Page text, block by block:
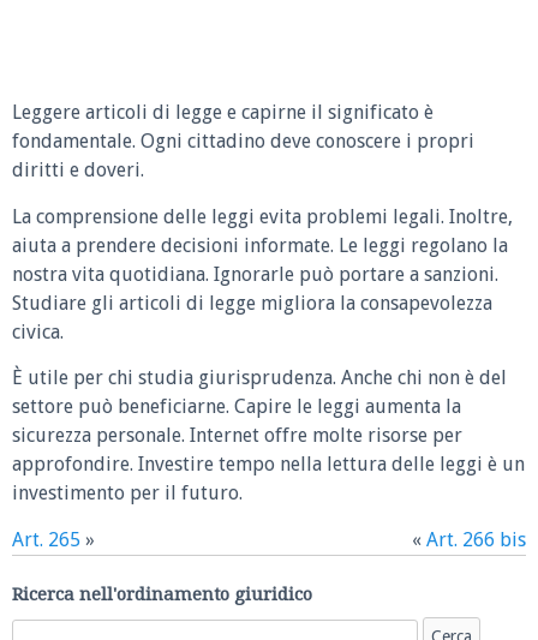
Leggere articoli di legge e capirne il significato è
fondamentale. Ogni cittadino deve conoscere i propri
diritti e doveri.
La comprensione delle leggi evita problemi legali. Inoltre,
aiuta a prendere decisioni informate. Le leggi regolano la
nostra vita quotidiana. Ignorarle può portare a sanzioni.
Studiare gli articoli di legge migliora la consapevolezza
civica.
È utile per chi studia giurisprudenza. Anche chi non è del
settore può beneficiarne. Capire le leggi aumenta la
sicurezza personale. Internet offre molte risorse per
approfondire. Investire tempo nella lettura delle leggi è un
investimento per il futuro.
Art. 265 » « Art. 266 bis
Ricerca nell'ordinamento giuridico